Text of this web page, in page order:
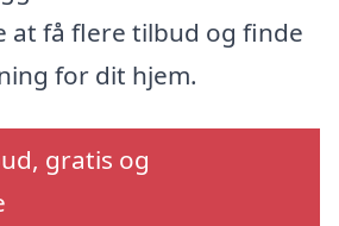
at få flere tilbud og finde
for dit hjem.
gratis og